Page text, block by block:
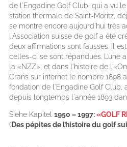
de l'Engadine Golf Club, qui a vu
station thermale de Saint-Moritz,
se montre encore aujourd'hui très
l'Association suisse de golf a été
deux affirmations sont fausses. Il
celles-ci se sont répandues. L’une
la «NZZ», et dans l'histoire de
Crans sur internet le nombre 1898
fondation de l'Engadine Golf Club,
depuis longtemps l'année 1893
Siehe Kapitel 1950 – 1997:«GOLF
(Des pépites de l’histoire du golf